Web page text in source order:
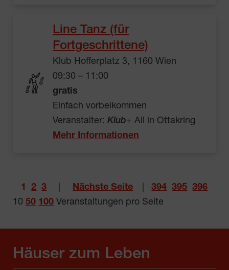
Line Tanz (für
Fortgeschrittene)
Klub Hofferplatz 3, 1160 Wien
09:30 – 11:00
gratis
Einfach vorbeikommen
Veranstalter: Klub+ All in Ottakring
Mehr Informationen
1 2 3 Nächste Seite 394 395 396
10 50 100 Veranstaltungen pro Seite
Häuser zum Leben